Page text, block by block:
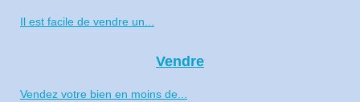
Il est facile de vendre un...
Vendre
Vendez votre bien en moins de...